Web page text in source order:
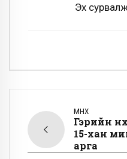
Эх
ӨМНӨХ
Гэрийн
15-хан
арга